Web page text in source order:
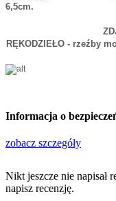
6,5cm.
RĘKODZIEŁO - rzeźby
Informacja o
zobacz szczegóły
Nikt jeszcze nie napisał
napisz recenzję.